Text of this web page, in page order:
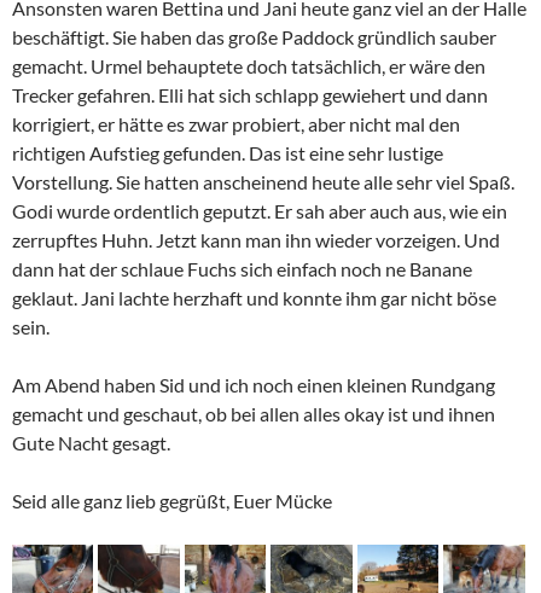
Ansonsten waren Bettina und Jani heute ganz viel an der Halle
beschäftigt. Sie haben das große Paddock gründlich sauber
gemacht. Urmel behauptete doch tatsächlich, er wäre den
Trecker gefahren. Elli hat sich schlapp gewiehert und dann
korrigiert, er hätte es zwar probiert, aber nicht mal den
richtigen Aufstieg gefunden. Das ist eine sehr lustige
Vorstellung. Sie hatten anscheinend heute alle sehr viel Spaß.
Godi wurde ordentlich geputzt. Er sah aber auch aus, wie ein
zerrupftes Huhn. Jetzt kann man ihn wieder vorzeigen. Und
dann hat der schlaue Fuchs sich einfach noch ne Banane
geklaut. Jani lachte herzhaft und konnte ihm gar nicht böse
sein.
Am Abend haben Sid und ich noch einen kleinen Rundgang
gemacht und geschaut, ob bei allen alles okay ist und ihnen
Gute Nacht gesagt.
Seid alle ganz lieb gegrüßt, Euer Mücke